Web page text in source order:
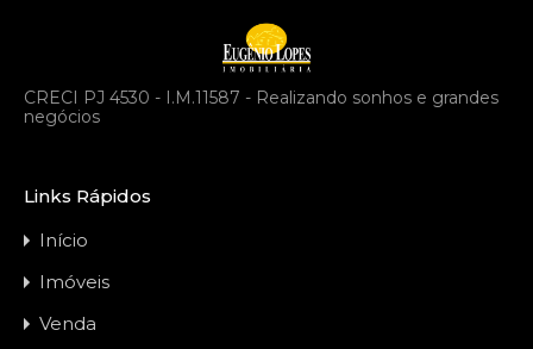
CRECI PJ 4530 - I.M.11587 - Realizando sonhos e grandes
negócios
Links Rápidos
Início
Imóveis
Venda